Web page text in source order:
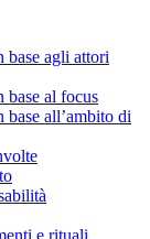
base agli attori
base al focus
all’ambito di
e rituali